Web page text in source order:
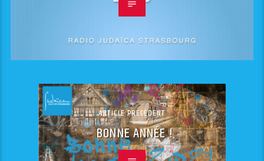
ARTICLE PRÉCÉDENT
BONNE ANNÉE !